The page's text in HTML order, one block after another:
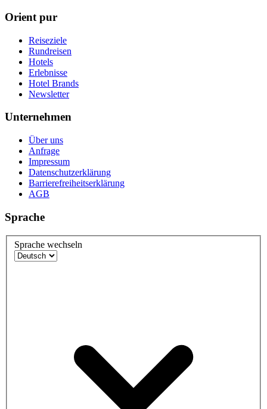
Orient pur
Reiseziele
Rundreisen
Hotels
Erlebnisse
Hotel Brands
Newsletter
Unternehmen
Über uns
Anfrage
Impressum
Datenschutzerklärung
Barrierefreiheitserklärung
AGB
Sprache
Sprache wechseln